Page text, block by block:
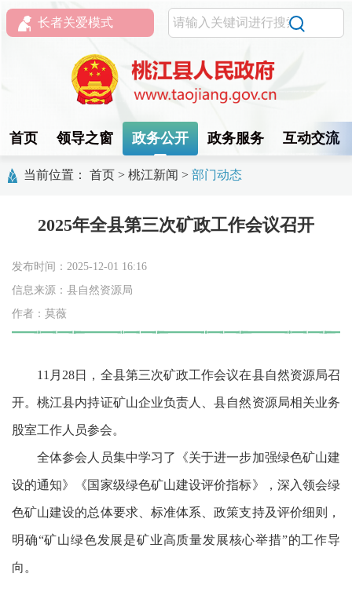
长者关爱模式
首页 领导之窗 政务公开 政务服务 互动交流
当前位置： 首页 > 桃江新闻 > 部门动态
2025年全县第三次矿政工作会议召开
发布时间：2025-12-01 16:16
信息来源：县自然资源局
作者：莫薇
11月28日，全县第三次矿政工作会议在县自然资源局召
开。桃江县内持证矿山企业负责人、县自然资源局相关业务
股室工作人员参会。
全体参会人员集中学习了《关于进一步加强绿色矿山建
设的通知》《国家级绿色矿山建设评价指标》，深入领会绿
色矿山建设的总体要求、标准体系、政策支持及评价细则，
明确“矿山绿色发展是矿业高质量发展核心举措”的工作导
向。